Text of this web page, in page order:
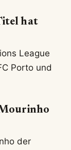
hat
League
Porto und
der